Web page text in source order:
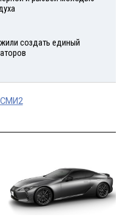
создать единый